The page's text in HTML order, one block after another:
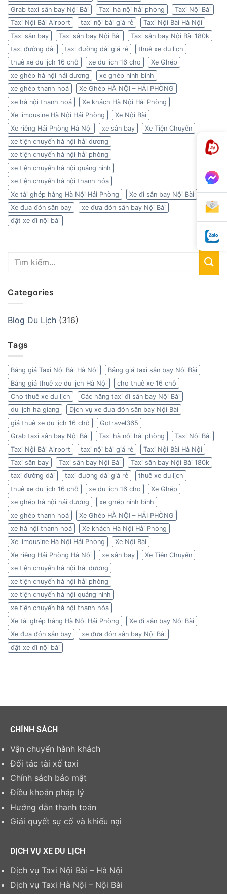
Grab taxi sân bay Nội Bài
Taxi hà nội hải phòng
Taxi Nội Bài
Taxi Nội Bài Airport
taxi nội bài giá rẻ
Taxi Nội Bài Hà Nội
Taxi sân bay
Taxi sân bay Nội Bài
Taxi sân bay Nội Bài 180k
taxi đường dài
taxi đường dài giá rẻ
thuê xe du lịch
thuê xe du lịch 16 chỗ
xe du lich 16 cho
Xe Ghép
xe ghép hà nội hải dương
xe ghép ninh bình
xe ghép thanh hoá
Xe Ghép HÀ NỘI – HẢI PHÒNG
xe hà nội thanh hoá
Xe khách Hà Nội Hải Phòng
Xe limousine Hà Nội Hải Phòng
Xe Nội Bài
Xe riêng Hải Phòng Hà Nội
xe sân bay
Xe Tiện Chuyến
xe tiện chuyến hà nội hải dương
xe tiện chuyến hà nội hải phòng
xe tiện chuyến hà nội quảng ninh
xe tiện chuyến hà nội thanh hóa
Xe tải ghép hàng Hà Nội Hải Phòng
Xe đi sân bay Nội Bài
Xe đưa đón sân bay
xe đưa đón sân bay Nội Bài
đặt xe đi nội bài
Categories
Blog Du Lịch (316)
Tags
Bảng giá Taxi Nội Bài Hà Nội
Bảng giá taxi sân bay Nội Bài
Bảng giá thuê xe du lịch Hà Nội
cho thuê xe 16 chỗ
Cho thuê xe du lịch
Các hãng taxi đi sân bay Nội Bài
du lịch hà giang
Dịch vụ xe đưa đón sân bay Nội Bài
giá thuê xe du lịch 16 chỗ
Gotravel365
Grab taxi sân bay Nội Bài
Taxi hà nội hải phòng
Taxi Nội Bài
Taxi Nội Bài Airport
taxi nội bài giá rẻ
Taxi Nội Bài Hà Nội
Taxi sân bay
Taxi sân bay Nội Bài
Taxi sân bay Nội Bài 180k
taxi đường dài
taxi đường dài giá rẻ
thuê xe du lịch
thuê xe du lịch 16 chỗ
xe du lich 16 cho
Xe Ghép
xe ghép hà nội hải dương
xe ghép ninh bình
xe ghép thanh hoá
Xe Ghép HÀ NỘI – HẢI PHÒNG
xe hà nội thanh hoá
Xe khách Hà Nội Hải Phòng
Xe limousine Hà Nội Hải Phòng
Xe Nội Bài
Xe riêng Hải Phòng Hà Nội
xe sân bay
Xe Tiện Chuyến
xe tiện chuyến hà nội hải dương
xe tiện chuyến hà nội hải phòng
xe tiện chuyến hà nội quảng ninh
xe tiện chuyến hà nội thanh hóa
Xe tải ghép hàng Hà Nội Hải Phòng
Xe đi sân bay Nội Bài
Xe đưa đón sân bay
xe đưa đón sân bay Nội Bài
đặt xe đi nội bài
CHÍNH SÁCH
Vận chuyển hành khách
Đối tác tài xế taxi
Chính sách bảo mật
Điều khoản pháp lý
Hướng dẫn thanh toán
Giải quyết sự cố và khiếu nại
DỊCH VỤ XE DU LỊCH
Dịch vụ Taxi Nội Bài – Hà Nội
Dịch vụ Taxi Hà Nội – Nội Bài